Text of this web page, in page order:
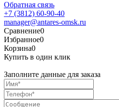
Обратная связь
+7 (3812) 60-90-40
manager@antares-omsk.ru
Сравнение0
Избранное0
Корзина0
Купить в один клик
Заполните данные для заказа